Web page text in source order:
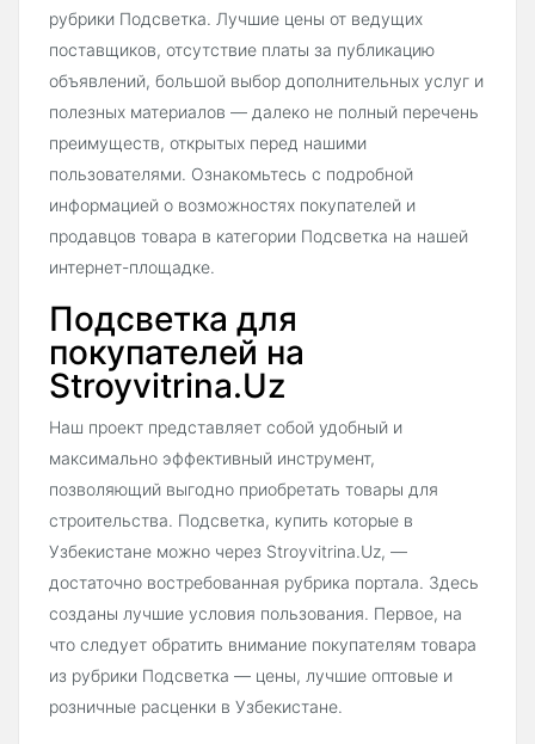
рубрики Подсветка. Лучшие цены от ведущих
поставщиков, отсутствие платы за публикацию
объявлений, большой выбор дополнительных услуг и
полезных материалов — далеко не полный перечень
преимуществ, открытых перед нашими
пользователями. Ознакомьтесь с подробной
информацией о возможностях покупателей и
продавцов товара в категории Подсветка на нашей
интернет-площадке.
Подсветка для
покупателей на
Stroyvitrina.Uz
Наш проект представляет собой удобный и
максимально эффективный инструмент,
позволяющий выгодно приобретать товары для
строительства. Подсветка, купить которые в
Узбекистане можно через Stroyvitrina.Uz, —
достаточно востребованная рубрика портала. Здесь
созданы лучшие условия пользования. Первое, на
что следует обратить внимание покупателям товара
из рубрики Подсветка — цены, лучшие оптовые и
розничные расценки в Узбекистане.